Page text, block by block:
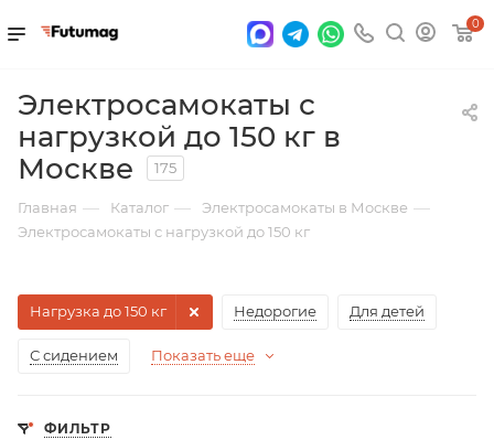
0
Электросамокаты с
нагрузкой до 150 кг в
Москве
175
Главная — Каталог — Электросамокаты в Москве —
Электросамокаты с нагрузкой до 150 кг
Недорогие Для детей
С сидением
Нагрузка до 150 кг
Показать еще
ФИЛЬТР